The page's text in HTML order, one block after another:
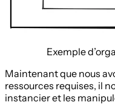
Exemple
Maintenant que nous
ressources requises, il
instancier et les